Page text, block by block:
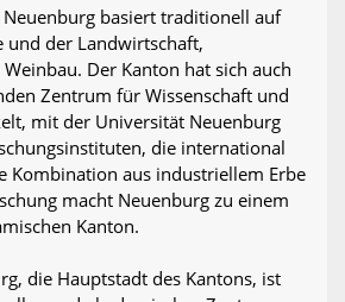
basiert traditionell auf
der Landwirtschaft,
Der Kanton hat sich auch
Zentrum für Wissenschaft und
mit der Universität Neuenburg
die international
Kombination aus industriellem Erbe
macht Neuenburg zu einem
Kanton.
die Hauptstadt des Kantons, ist